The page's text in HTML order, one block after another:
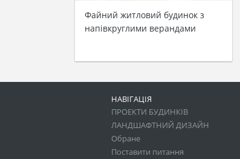
Файний житловий будинок з
напівкруглими верандами
НАВІГАЦІЯ
ПРОЕКТИ БУДИНКІВ
ЛАНДШАФТНИЙ ДИЗАЙН
Обране
Поставити питання